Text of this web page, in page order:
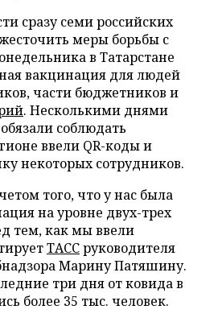
сразу семи российских
меры борьбы с
в Татарстане
вакцинация для людей
части бюджетников и
. Несколькими днями
соблюдать
ввели QR-коды и
некоторых сотрудников.
того, что у нас была
на уровне двух-трех
тем, как мы ввели
ТАССруководителя
Марину Патяшину.
три дня от ковида в
более 35 тыс. человек.